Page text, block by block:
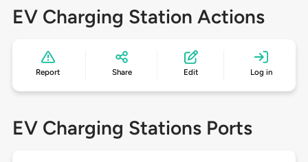
EV Charging Station Actions
Report Share Edit Log in
EV Charging Stations Ports